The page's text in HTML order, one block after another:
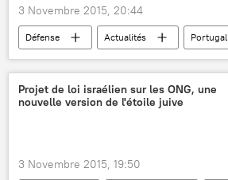
3 Novembre 2015, 20:44
Défense Actualités
Portugal
OTAN
Trident Juncture 2015
manifestation
Projet de loi israélien sur les ONG, une
nouvelle version de l'étoile juive
3 Novembre 2015, 19:50